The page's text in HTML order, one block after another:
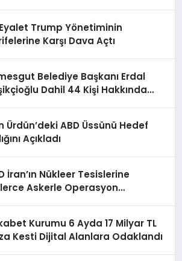
Trump Yönetiminin
Karşı Dava Açtı
Belediye Başkanı Erdal
Dahil 44 Kişi Hakkında
Ürdün’deki ABD Üssünü Hedef
Açıkladı
İran’ın Nükleer Tesislerine
Askerle Operasyon
Kurumu 6 Ayda 17 Milyar TL
Kesti Dijital Alanlara Odaklandı